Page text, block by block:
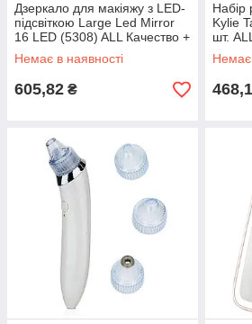
Дзеркало для макіяжу з LED-
підсвіткою Large Led Mirror
16 LED (5308) ALL Качество +
4338
Немає в наявності
605,82 ₴
Набір
Kylie
шт.
Немає